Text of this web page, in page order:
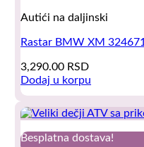
Autići na daljinski
Rastar BMW XM 324671
3,290.00 RSD
Dodaj u korpu
Besplatna dostava!